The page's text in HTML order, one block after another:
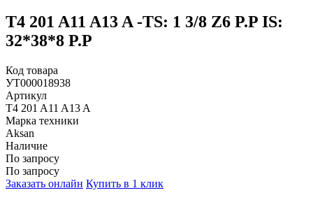
T4 201 A11 A13 A -TS: 1 3/8 Z6 P.P IS:
32*38*8 P.P
Код товара
УТ000018938
Артикул
T4 201 A11 A13 A
Марка техники
Aksan
Наличие
По запросу
По запросу
Заказать онлайн Купить в 1 клик